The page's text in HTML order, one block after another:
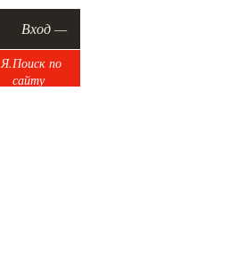
Вход —
Я.Поиск по
сайту